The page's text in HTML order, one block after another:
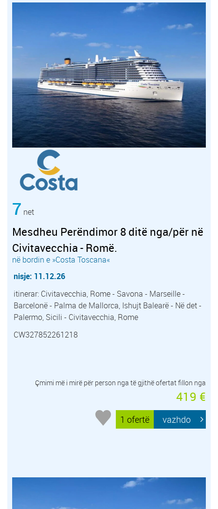
7 net
Mesdheu Perëndimor 8 ditë nga/për në
Civitavecchia - Romë.
në bordin e »Costa Toscana«
nisje: 11.12.26
itinerar: Civitavecchia, Rome - Savona - Marseille -
Barcelonë - Palma de Mallorca, Ishujt Balearë - Në det -
Palermo, Sicili - Civitavecchia, Rome
CW327852261218
Çmimi më i mirë për person nga të gjithë ofertat fillon nga
419 €
1 ofertë vazhdo